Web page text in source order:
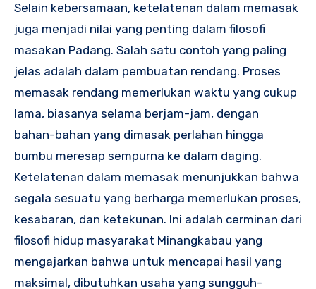
Selain kebersamaan, ketelatenan dalam memasak
juga menjadi nilai yang penting dalam filosofi
masakan Padang. Salah satu contoh yang paling
jelas adalah dalam pembuatan rendang. Proses
memasak rendang memerlukan waktu yang cukup
lama, biasanya selama berjam-jam, dengan
bahan-bahan yang dimasak perlahan hingga
bumbu meresap sempurna ke dalam daging.
Ketelatenan dalam memasak menunjukkan bahwa
segala sesuatu yang berharga memerlukan proses,
kesabaran, dan ketekunan. Ini adalah cerminan dari
filosofi hidup masyarakat Minangkabau yang
mengajarkan bahwa untuk mencapai hasil yang
maksimal, dibutuhkan usaha yang sungguh-